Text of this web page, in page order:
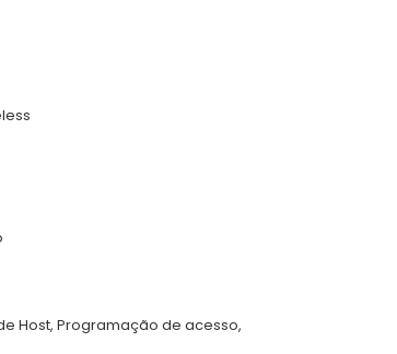
Host, Programação de acesso,